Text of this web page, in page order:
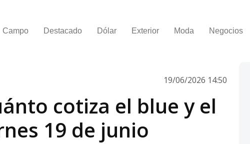
Campo Destacado Dólar Exterior Moda Negocios
19/06/2026 14:50
cotiza el blue y el
19 de junio